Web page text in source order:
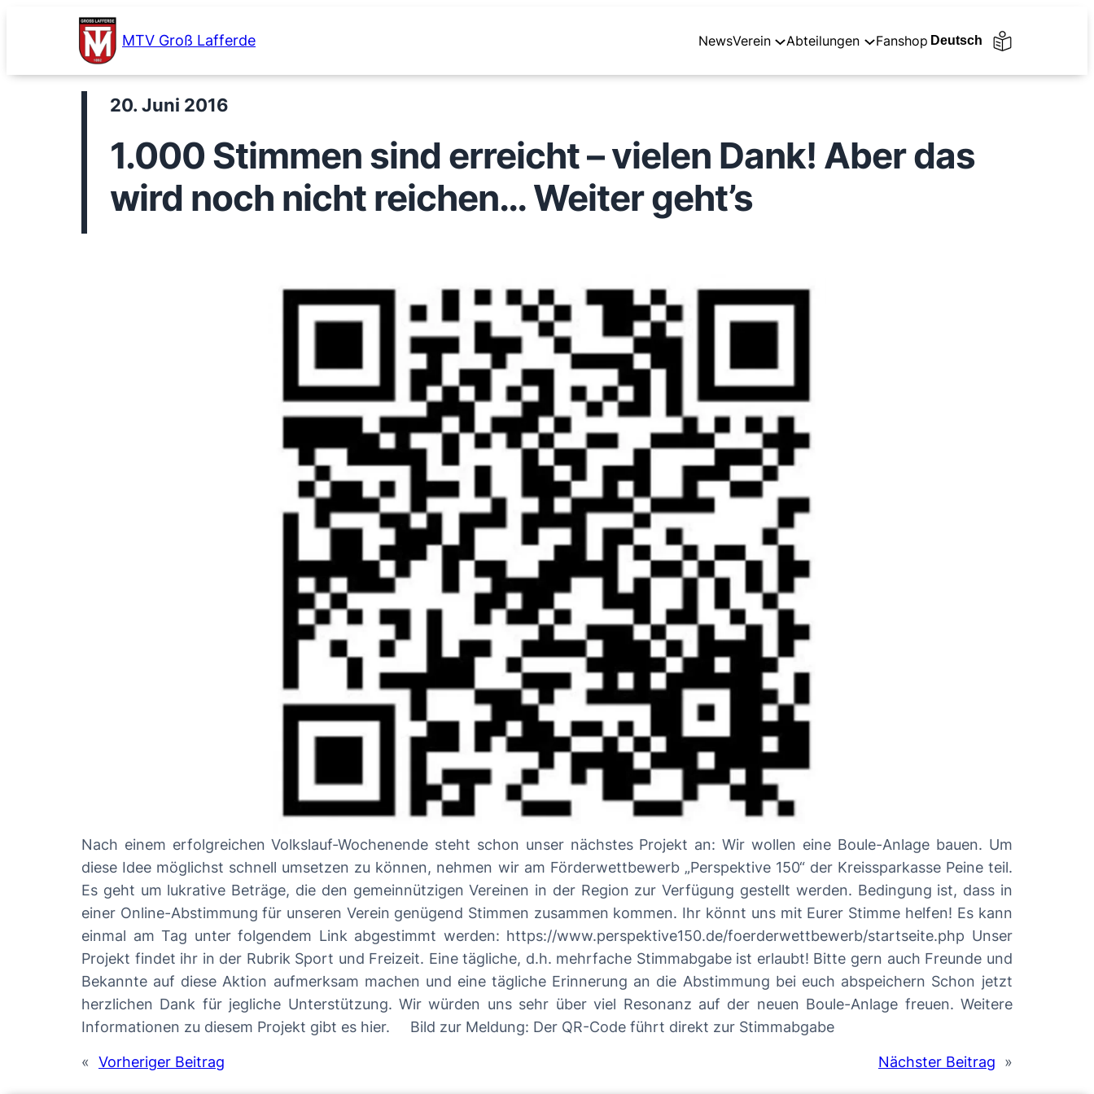
MTV Groß Lafferde NewsVerein Abteilungen Fanshop
20. Juni 2016
1.000 Stimmen sind erreicht – vielen Dank! Aber das
wird noch nicht reichen… Weiter geht’s
Nach einem erfolgreichen Volkslauf-Wochenende steht schon unser nächstes Projekt an: Wir wollen eine Boule-Anlage bauen. Um
diese Idee möglichst schnell umsetzen zu können, nehmen wir am Förderwettbewerb „Perspektive 150“ der Kreissparkasse Peine teil.
Es geht um lukrative Beträge, die den gemeinnützigen Vereinen in der Region zur Verfügung gestellt werden. Bedingung ist, dass in
einer Online-Abstimmung für unseren Verein genügend Stimmen zusammen kommen. Ihr könnt uns mit Eurer Stimme helfen! Es kann
einmal am Tag unter folgendem Link abgestimmt werden: https://www.perspektive150.de/foerderwettbewerb/startseite.php Unser
Projekt findet ihr in der Rubrik Sport und Freizeit. Eine tägliche, d.h. mehrfache Stimmabgabe ist erlaubt! Bitte gern auch Freunde und
Bekannte auf diese Aktion aufmerksam machen und eine tägliche Erinnerung an die Abstimmung bei euch abspeichern Schon jetzt
herzlichen Dank für jegliche Unterstützung. Wir würden uns sehr über viel Resonanz auf der neuen Boule-Anlage freuen. Weitere
Informationen zu diesem Projekt gibt es hier. Bild zur Meldung: Der QR-Code führt direkt zur Stimmabgabe
« Vorheriger Beitrag Nächster Beitrag »